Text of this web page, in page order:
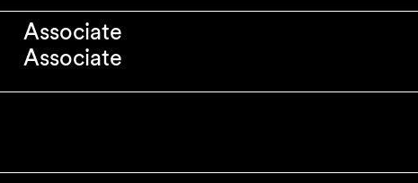
Associate
Associate